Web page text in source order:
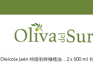
Oleícola Jaén 特级初榨橄榄油，2 x 500 ml 礼